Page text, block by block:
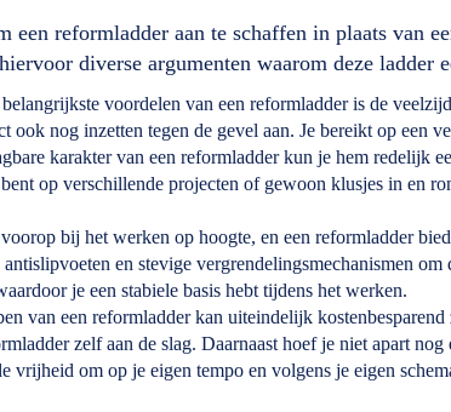
een reformladder aan te schaffen in plaats van
diverse argumenten waarom deze ladder
voordelen van een reformladder is de
ook nog inzetten tegen de gevel aan. Je bereikt op een
karakter van een reformladder kun je hem redelijk
op verschillende projecten of gewoon klusjes in en
bij het werken op hoogte, en een reformladder
en stevige vergrendelingsmechanismen
je een stabiele basis hebt tijdens het werken.
van een reformladder kan uiteindelijk
zelf aan de slag. Daarnaast hoef je niet apart
vrijheid om op je eigen tempo en volgens je eigen